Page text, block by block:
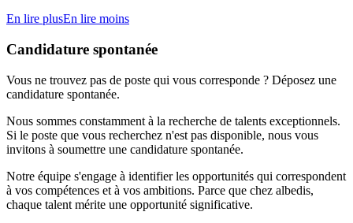
En lire plusEn lire moins
Candidature spontanée
Vous ne trouvez pas de poste qui vous corresponde ? Déposez une
candidature spontanée.
Nous sommes constamment à la recherche de talents exceptionnels.
Si le poste que vous recherchez n'est pas disponible, nous vous
invitons à soumettre une candidature spontanée.
Notre équipe s'engage à identifier les opportunités qui correspondent
à vos compétences et à vos ambitions. Parce que chez albedis,
chaque talent mérite une opportunité significative.